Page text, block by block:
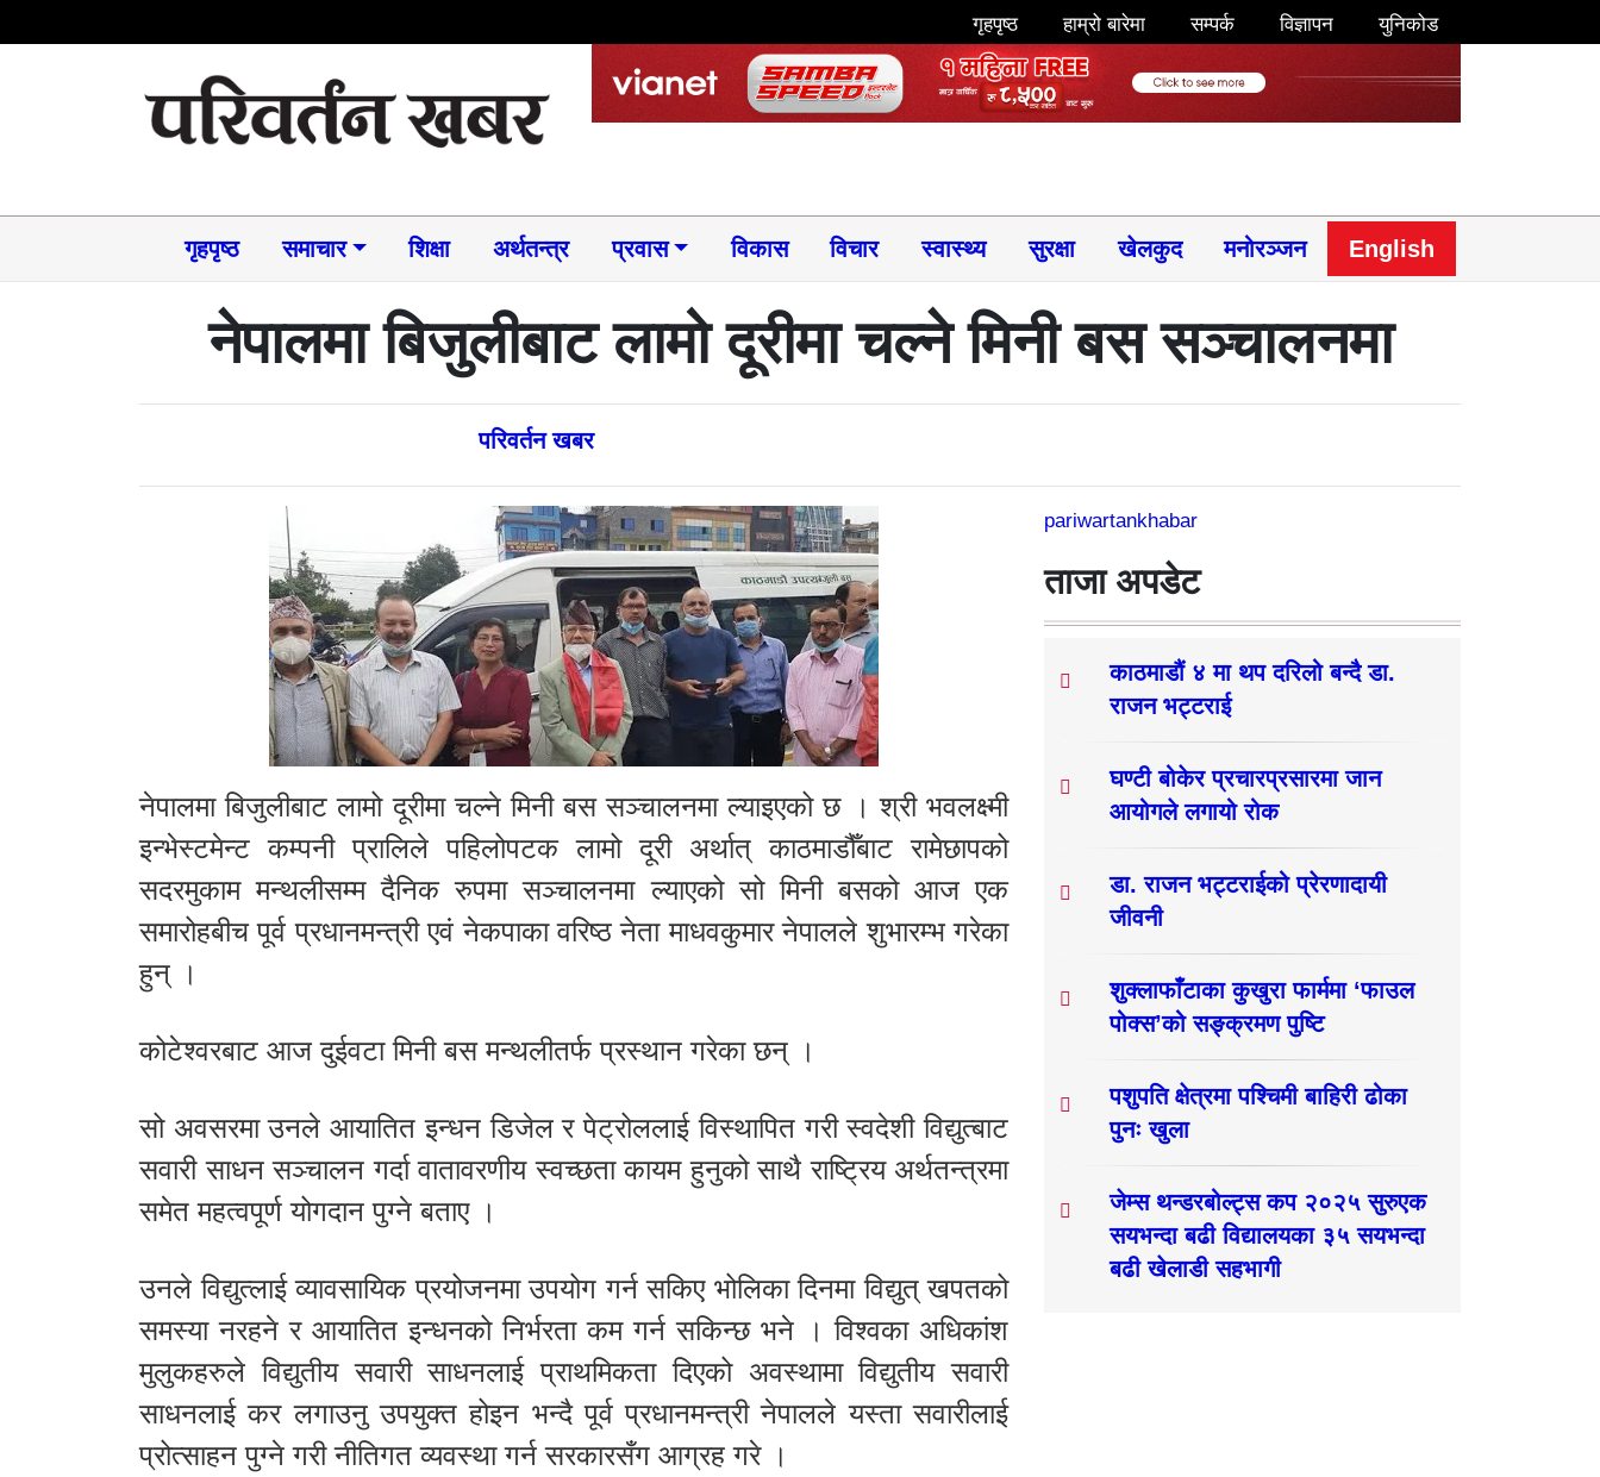
गृहपृष्ठ हाम्रो बारेमा सम्पर्क विज्ञापन युनिकोड
गृहपृष्ठ समाचार​ शिक्षा अर्थतन्त्र प्रवास विकास विचार स्वास्थ्य सुरक्षा खेलकुद मनोरञ्जन English
नेपालमा बिजुलीबाट लामो दूरीमा चल्ने मिनी बस सञ्चालनमा
परिवर्तन खबर
नेपालमा बिजुलीबाट लामो दूरीमा चल्ने मिनी बस सञ्चालनमा ल्याइएको छ । श्री भवलक्ष्मी
इन्भेस्टमेन्ट कम्पनी प्रालिले पहिलोपटक लामो दूरी अर्थात् काठमाडौँबाट रामेछापको
सदरमुकाम मन्थलीसम्म दैनिक रुपमा सञ्चालनमा ल्याएको सो मिनी बसको आज एक
समारोहबीच पूर्व प्रधानमन्त्री एवं नेकपाका वरिष्ठ नेता माधवकुमार नेपालले शुभारम्भ गरेका
हुन् ।
कोटेश्वरबाट आज दुईवटा मिनी बस मन्थलीतर्फ प्रस्थान गरेका छन् ।
सो अवसरमा उनले आयातित इन्धन डिजेल र पेट्रोललाई विस्थापित गरी स्वदेशी विद्युत्बाट
सवारी साधन सञ्चालन गर्दा वातावरणीय स्वच्छता कायम हुनुको साथै राष्ट्रिय अर्थतन्त्रमा
समेत महत्वपूर्ण योगदान पुग्ने बताए ।
उनले विद्युत्लाई व्यावसायिक प्रयोजनमा उपयोग गर्न सकिए भोलिका दिनमा विद्युत् खपतको
समस्या नरहने र आयातित इन्धनको निर्भरता कम गर्न सकिन्छ भने । विश्वका अधिकांश
मुलुकहरुले विद्युतीय सवारी साधनलाई प्राथमिकता दिएको अवस्थामा विद्युतीय सवारी
साधनलाई कर लगाउनु उपयुक्त होइन भन्दै पूर्व प्रधानमन्त्री नेपालले यस्ता सवारीलाई
प्रोत्साहन पुग्ने गरी नीतिगत व्यवस्था गर्न सरकारसँग आग्रह गरे ।
pariwartankhabar
ताजा अपडेट
काठमाडौं ४ मा थप दरिलो बन्दै डा.
राजन भट्टराई
घण्टी बोकेर प्रचारप्रसारमा जान
आयोगले लगायो रोक
डा. राजन भट्टराईको प्रेरणादायी
जीवनी
शुक्लाफाँटाका कुखुरा फार्ममा ‘फाउल
पोक्स’को सङ्क्रमण पुष्टि
पशुपति क्षेत्रमा पश्चिमी बाहिरी ढोका
पुनः खुला
जेम्स थन्डरबोल्ट्स कप २०२५ सुरुएक
सयभन्दा बढी विद्यालयका ३५ सयभन्दा
बढी खेलाडी सहभागी